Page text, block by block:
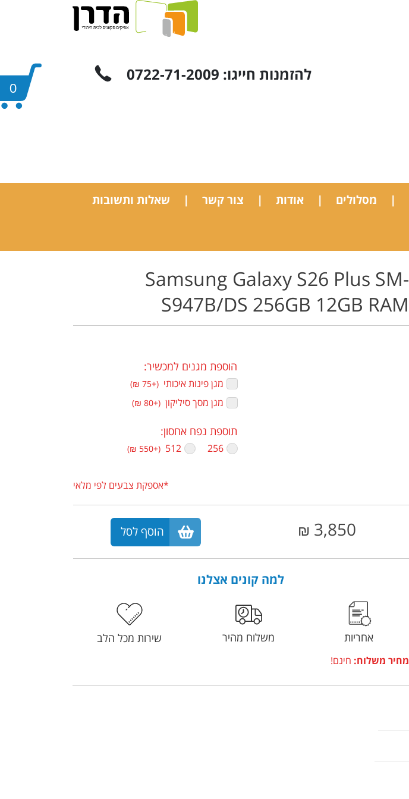
להזמנות חייגו: 0722-71-2009
מסלולים אודות צור קשר שאלות ותשובות
Samsung Galaxy S26 Plus SM-
S947B/DS 256GB 12GB RAM
הוספת מגנים למכשיר:
מגן פינות איכותי ‏ (+75 ₪)
מגן מסך סיליקון ‏ (+80 ₪)
תוספת נפח אחסון:
256
512 ‏
(+550 ₪)
*אספקת צבעים לפי מלאי
3,850
₪ הוסף לסל
למה קונים אצלנו
אחריות משלוח מהיר
מחיר משלוח: חינם!
שירות מכל הלב
0